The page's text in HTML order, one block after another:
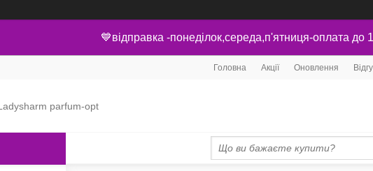
💙відправка -понеділок,середа,п'ятниця-оплата до
Головна Акції Оновлення
parfum-opt